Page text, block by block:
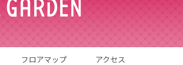
フロアマップ アクセス